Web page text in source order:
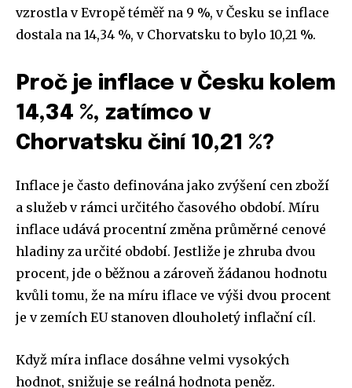
vzrostla v Evropě téměř na 9 %, v Česku se inflace
dostala na 14,34 %, v Chorvatsku to bylo 10,21 %.
Proč je inflace v Česku kolem
14,34 %, zatímco v
Chorvatsku činí 10,21 %?
Inflace je často definována jako zvýšení cen zboží
a služeb v rámci určitého časového období. Míru
inflace udává procentní změna průměrné cenové
hladiny za určité období. Jestliže je zhruba dvou
procent, jde o běžnou a zároveň žádanou hodnotu
kvůli tomu, že na míru iflace ve výši dvou procent
je v zemích EU stanoven dlouholetý inflační cíl.
Když míra inflace dosáhne velmi vysokých
hodnot, snižuje se reálná hodnota peněz.